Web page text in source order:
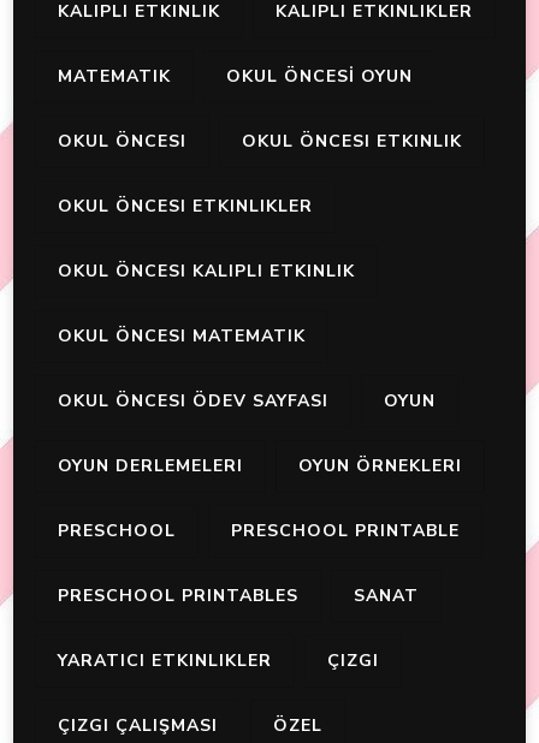
KALIPLI ETKINLIK KALIPLI ETKINLIKLER
MATEMATIK OKUL ÖNCESİ OYUN
OKUL ÖNCESI OKUL ÖNCESI ETKINLIK
OKUL ÖNCESI ETKINLIKLER
OKUL ÖNCESI KALIPLI ETKINLIK
OKUL ÖNCESI MATEMATIK
OKUL ÖNCESI ÖDEV SAYFASI OYUN
OYUN DERLEMELERI OYUN ÖRNEKLERI
PRESCHOOL PRESCHOOL PRINTABLE
PRESCHOOL PRINTABLES SANAT
YARATICI ETKINLIKLER ÇIZGI
ÇIZGI ÇALIŞMASI ÖZEL